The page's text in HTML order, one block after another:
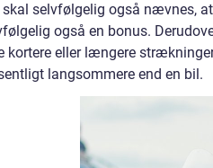
skal selvfølgelig også nævnes,
også en bonus.
kortere eller længere
langsommere end en bil.